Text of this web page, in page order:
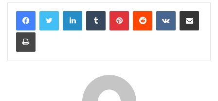
LinkedInTumblr PinterestReddit VKontakteShare via Email
Print